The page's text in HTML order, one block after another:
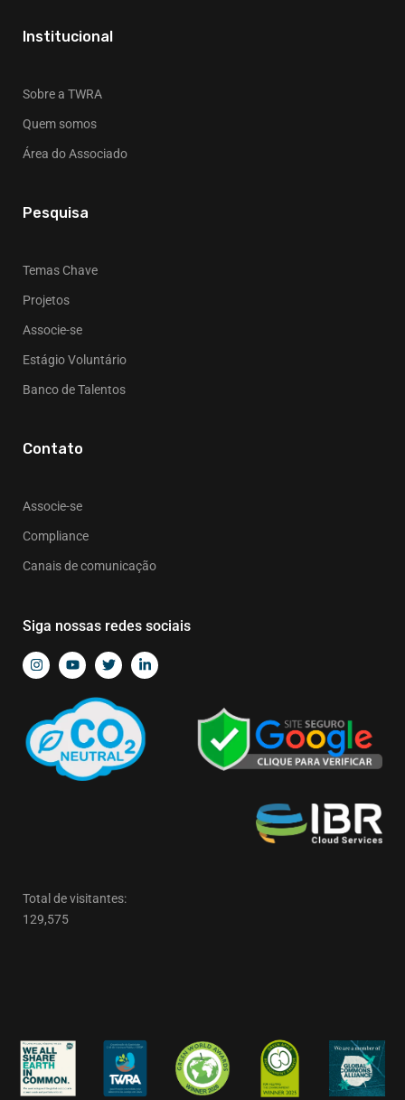
Institucional
Sobre a TWRA
Quem somos
Área do Associado
Pesquisa
Temas Chave
Projetos
Associe-se
Estágio Voluntário
Banco de Talentos
Contato
Associe-se
Compliance
Canais de comunicação
Siga nossas redes sociais
Total de visitantes:
129,575